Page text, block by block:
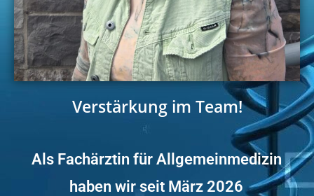
Verstärkung im Team!
Als Fachärztin für Allgemeinmedizin
haben wir seit März 2026